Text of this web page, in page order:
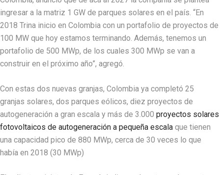
ingresar a la matriz 1 GW de parques solares en el país. “En
2018 Trina inicio en Colombia con un portafolio de proyectos de
100 MW que hoy estamos terminando. Además, tenemos un
portafolio de 500 MWp, de los cuales 300 MWp se van a
construir en el próximo año”, agregó.
Con estas dos nuevas granjas, Colombia ya completó 25
granjas solares, dos parques eólicos, diez proyectos de
autogeneración a gran escala y más de 3.000 proyectos solares
fotovoltaicos de autogeneración a pequeña escala que tienen
una capacidad pico de 880 MWp, cerca de 30 veces lo que
había en 2018 (30 MWp)